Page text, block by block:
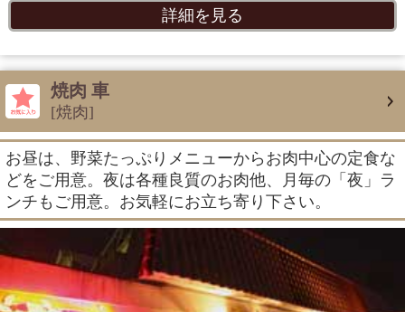
詳細を見る
焼肉 車
[焼肉]
お昼は、野菜たっぷりメニューからお肉中心の定食な
どをご用意。夜は各種良質のお肉他、月毎の「夜」ラ
ンチもご用意。お気軽にお立ち寄り下さい。